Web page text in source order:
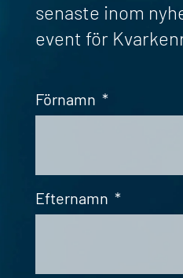
senaste inom
event för
Förnamn *
Efternamn *